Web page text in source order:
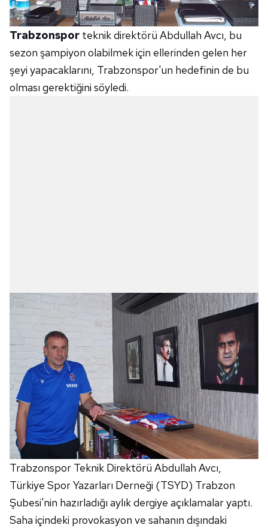
Trabzonspor teknik direktörü Abdullah Avcı, bu
sezon şampiyon olabilmek için ellerinden gelen her
şeyi yapacaklarını, Trabzonspor'un hedefinin de bu
olması gerektiğini söyledi.
Trabzonspor Teknik Direktörü Abdullah Avcı,
Türkiye Spor Yazarları Derneği (TSYD) Trabzon
Şubesi'nin hazırladığı aylık dergiye açıklamalar yaptı.
Saha içindeki provokasyon ve sahanın dışındaki